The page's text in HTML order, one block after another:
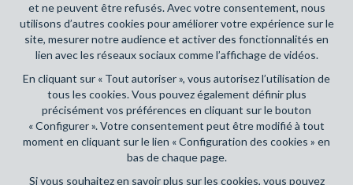
et ne peuvent être refusés. Avec votre consentement, nous
utilisons d’autres cookies pour améliorer votre expérience sur le
site, mesurer notre audience et activer des fonctionnalités en
lien avec les réseaux sociaux comme l’affichage de vidéos.
En cliquant sur « Tout autoriser », vous autorisez l’utilisation de
tous les cookies. Vous pouvez également définir plus
précisément vos préférences en cliquant sur le bouton
« Configurer ». Votre consentement peut être modifié à tout
moment en cliquant sur le lien « Configuration des cookies » en
bas de chaque page.
Si vous souhaitez en savoir plus sur les cookies, vous pouvez
RC professionnelle et cautionnement via AXA Belgium SA,
Place du Trône 1, 1000 Bruxelles – police n° 730.390.160.
Couverture valable pour les activités réalisées en Belgique
Conditions générales d'utilisation du site
Charte de la protection de la vie privée
Configuration des cookies